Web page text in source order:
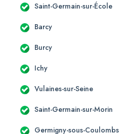
Saint-Germain-sur-École
Barcy
Burcy
Ichy
Vulaines-sur-Seine
Saint-Germain-sur-Morin
Germigny-sous-Coulombs